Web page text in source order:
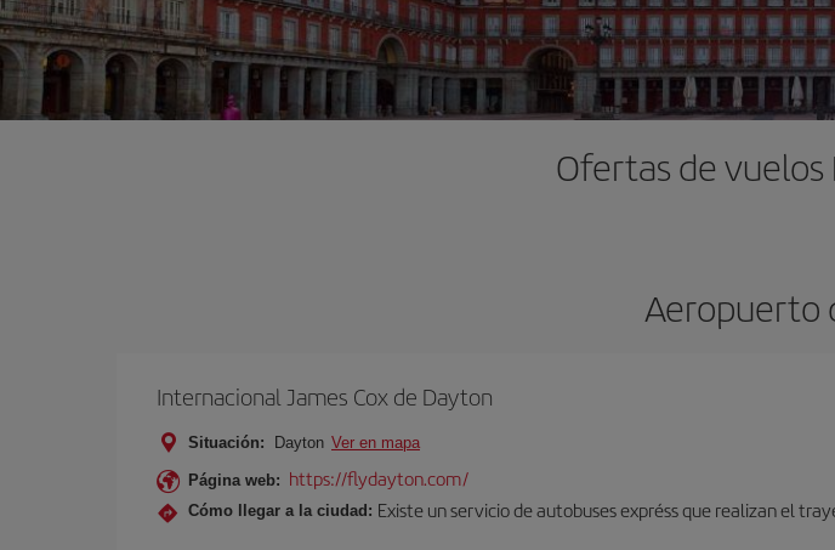
Ofertas de
Aeropuerto
Internacional James Cox de Dayton
Situación: Dayton Ver en mapa
Página web: https://flydayton.com/
Cómo llegar a la ciudad: Existe un servicio de autobuses expréss que realizan el